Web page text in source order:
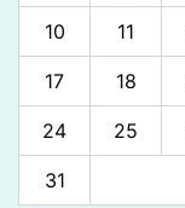
10 11
17 18
24 25
31